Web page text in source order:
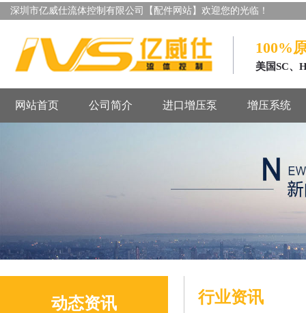
深圳市亿威仕流体控制有限公司【配件网站】欢迎您的光临！
100%
美国SC、
网站首页 公司简介 进口增压泵 增压系统
动态资讯 行业资讯